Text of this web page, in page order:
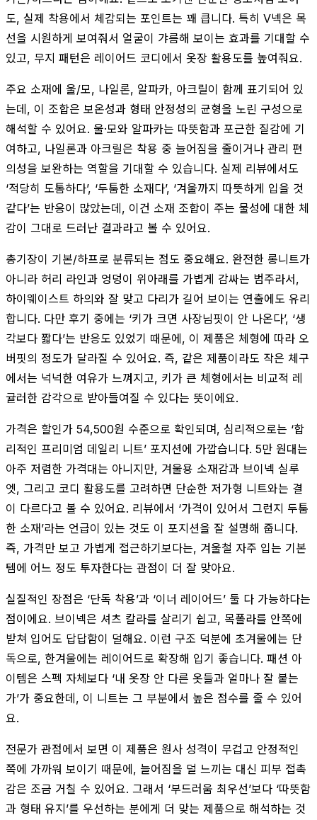
도, 실제 착용에서 체감되는 포인트는 꽤 큽니다. 특히 V넥은 목
선을 시원하게 보여줘서 얼굴이 갸름해 보이는 효과를 기대할 수
있고, 무지 패턴은 레이어드 코디에서 옷장 활용도를 높여줘요.
주요 소재에 울/모, 나일론, 알파카, 아크릴이 함께 표기되어 있
는데, 이 조합은 보온성과 형태 안정성의 균형을 노린 구성으로
해석할 수 있어요. 울·모와 알파카는 따뜻함과 포근한 질감에 기
여하고, 나일론과 아크릴은 착용 중 늘어짐을 줄이거나 관리 편
의성을 보완하는 역할을 기대할 수 있습니다. 실제 리뷰에서도
‘적당히 도톰하다’, ‘두툼한 소재다’, ‘겨울까지 따뜻하게 입을 것
같다’는 반응이 많았는데, 이건 소재 조합이 주는 물성에 대한 체
감이 그대로 드러난 결과라고 볼 수 있어요.
총기장이 기본/하프로 분류되는 점도 중요해요. 완전한 롱니트가
아니라 허리 라인과 엉덩이 위아래를 가볍게 감싸는 범주라서,
하이웨이스트 하의와 잘 맞고 다리가 길어 보이는 연출에도 유리
합니다. 다만 후기 중에는 ‘키가 크면 사장님핏이 안 나온다’, ‘생
각보다 짧다’는 반응도 있었기 때문에, 이 제품은 체형에 따라 오
버핏의 정도가 달라질 수 있어요. 즉, 같은 제품이라도 작은 체구
에서는 넉넉한 여유가 느껴지고, 키가 큰 체형에서는 비교적 레
귤러한 감각으로 받아들여질 수 있다는 뜻이에요.
가격은 할인가 54,500원 수준으로 확인되며, 심리적으로는 ‘합
리적인 프리미엄 데일리 니트’ 포지션에 가깝습니다. 5만 원대는
아주 저렴한 가격대는 아니지만, 겨울용 소재감과 브이넥 실루
엣, 그리고 코디 활용도를 고려하면 단순한 저가형 니트와는 결
이 다르다고 볼 수 있어요. 리뷰에서 ‘가격이 있어서 그런지 두툼
한 소재’라는 언급이 있는 것도 이 포지션을 잘 설명해 줍니다.
즉, 가격만 보고 가볍게 접근하기보다는, 겨울철 자주 입는 기본
템에 어느 정도 투자한다는 관점이 더 잘 맞아요.
실질적인 장점은 ‘단독 착용’과 ‘이너 레이어드’ 둘 다 가능하다는
점이에요. 브이넥은 셔츠 칼라를 살리기 쉽고, 목폴라를 안쪽에
받쳐 입어도 답답함이 덜해요. 이런 구조 덕분에 초겨울에는 단
독으로, 한겨울에는 레이어드로 확장해 입기 좋습니다. 패션 아
이템은 스펙 자체보다 ‘내 옷장 안 다른 옷들과 얼마나 잘 붙는
가’가 중요한데, 이 니트는 그 부분에서 높은 점수를 줄 수 있어
요.
전문가 관점에서 보면 이 제품은 원사 성격이 무겁고 안정적인
쪽에 가까워 보이기 때문에, 늘어짐을 덜 느끼는 대신 피부 접촉
감은 조금 거칠 수 있어요. 그래서 ‘부드러움 최우선’보다 ‘따뜻함
과 형태 유지’를 우선하는 분에게 더 맞는 제품으로 해석하는 것